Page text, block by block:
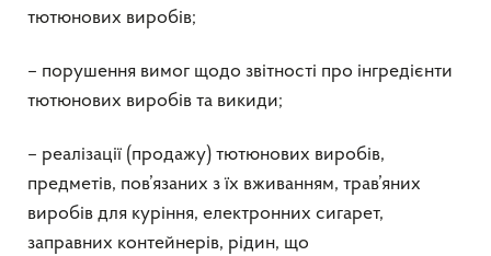
тютюнових виробів;
– порушення вимог щодо звітності про інгредієнти
тютюнових виробів та викиди;
– реалізації (продажу) тютюнових виробів,
предметів, пов’язаних з їх вживанням, трав’яних
виробів для куріння, електронних сигарет,
заправних контейнерів, рідин, що